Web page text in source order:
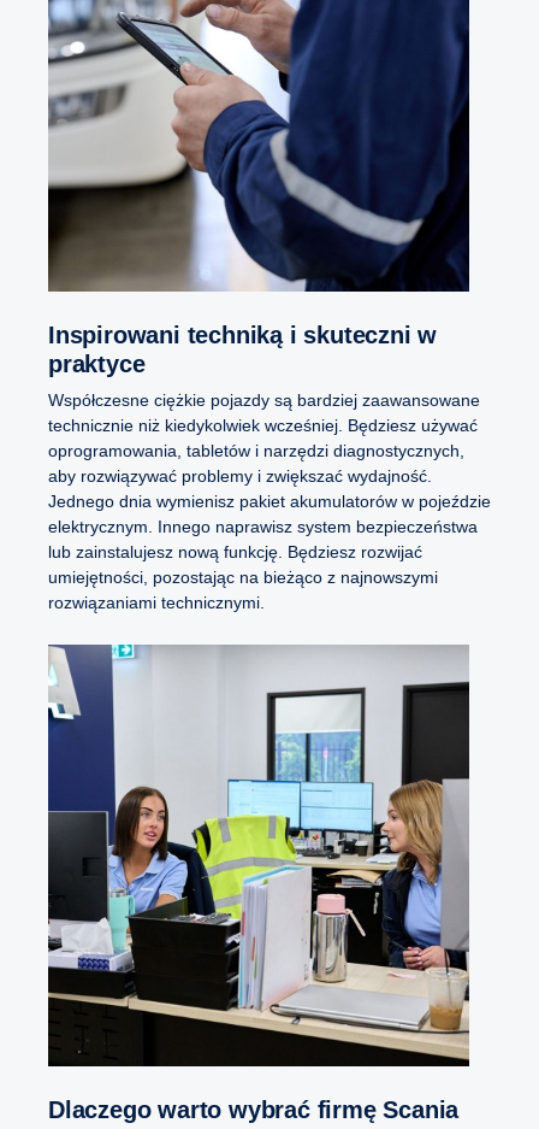
Inspirowani techniką i skuteczni w
praktyce
Współczesne ciężkie pojazdy są bardziej zaawansowane
technicznie niż kiedykolwiek wcześniej. Będziesz używać
oprogramowania, tabletów i narzędzi diagnostycznych,
aby rozwiązywać problemy i zwiększać wydajność.
Jednego dnia wymienisz pakiet akumulatorów w pojeździe
elektrycznym. Innego naprawisz system bezpieczeństwa
lub zainstalujesz nową funkcję. Będziesz rozwijać
umiejętności, pozostając na bieżąco z najnowszymi
rozwiązaniami technicznymi.
Dlaczego warto wybrać firmę Scania